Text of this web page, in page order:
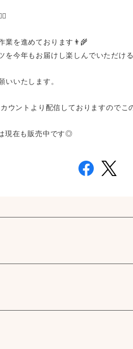
業を進めております👨‍🌾
今年もお届けし楽しんでいただけ
いたします。
ウントより配信しておりますのでこ
現在も販売中です◎